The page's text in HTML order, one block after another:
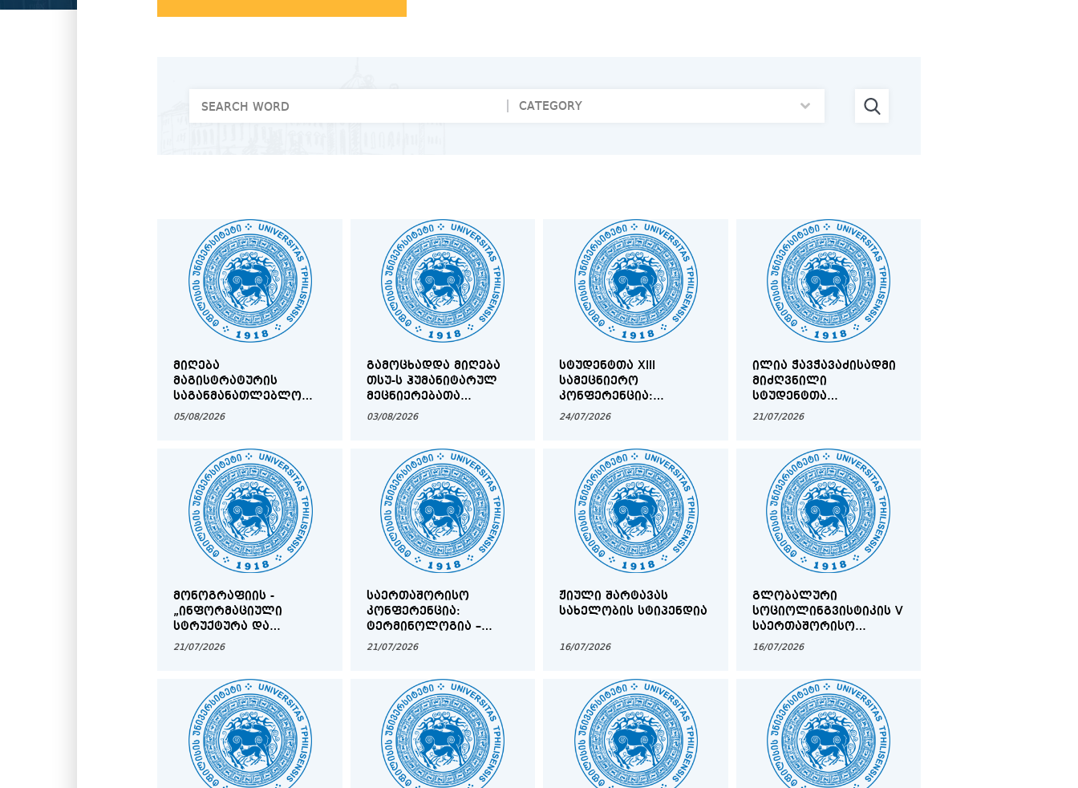
ᲛᲘᲦᲔᲑᲐ
ᲛᲐᲒᲘᲡᲢᲠᲐᲢᲣᲠᲘᲡ
ᲡᲐᲒᲐᲜᲛᲐᲜᲐᲗᲚᲔᲑᲚᲝ
ᲞᲠᲝᲒᲠᲐᲛᲔᲑᲖᲔ 2026-
05/08/2026
ᲒᲐᲛᲝᲪᲮᲐᲓᲓᲐ ᲛᲘᲦᲔᲑᲐ
ᲗᲡᲣ-Ს ᲰᲣᲛᲐᲜᲘᲢᲐᲠᲣᲚ
ᲛᲔᲪᲜᲘᲔᲠᲔᲑᲐᲗᲐ
ᲤᲐᲙᲣᲚᲢᲔᲢᲘᲡ
03/08/2026
ᲡᲢᲣᲓᲔᲜᲢᲗᲐ XIII
ᲡᲐᲛᲔᲪᲜᲘᲔᲠᲝ
ᲙᲝᲜᲤᲔᲠᲔᲜᲪᲘᲐ:
ᲗᲐᲠᲒᲛᲐᲜᲘᲡᲐ ᲓᲐ
ᲐᲥᲢᲣᲐᲚᲣᲠᲘ
ᲞᲠᲝᲑᲚᲔᲛᲔᲑᲘ
24/07/2026
ᲘᲚᲘᲐ ᲭᲐᲕᲭᲐᲕᲐᲫᲘᲡᲐᲓᲛᲘ
ᲛᲘᲫᲦᲕᲜᲘᲚᲘ
ᲡᲢᲣᲓᲔᲜᲢᲗᲐ
ᲡᲐᲛᲔᲪᲜᲘᲔᲠᲝ
21/07/2026
ᲛᲝᲜᲝᲒᲠᲐᲤᲘᲘᲡ -
„ᲘᲜᲤᲝᲠᲛᲐᲪᲘᲣᲚᲘ
ᲡᲢᲠᲣᲥᲢᲣᲠᲐ ᲓᲐ
ᲥᲐᲠᲗᲕᲔᲚᲣᲠ ᲔᲜᲐᲗᲐ
ᲞᲠᲔᲖᲔᲜᲢᲐᲪᲘᲐ
21/07/2026
ᲡᲐᲔᲠᲗᲐᲨᲝᲠᲘᲡᲝ
ᲙᲝᲜᲤᲔᲠᲔᲜᲪᲘᲐ:
ᲢᲔᲠᲛᲘᲜᲝᲚᲝᲒᲘᲐ –
ᲛᲔᲛᲙᲕᲘᲓᲠᲔᲝᲑᲐ ᲓᲐ
21/07/2026
ᲟᲘᲣᲚᲘ ᲨᲐᲠᲢᲐᲕᲐᲡ
ᲡᲐᲮᲔᲚᲝᲑᲘᲡ ᲡᲢᲘᲞᲔᲜᲓᲘᲐ
16/07/2026
ᲒᲚᲝᲑᲐᲚᲣᲠᲘ
ᲡᲝᲪᲘᲝᲚᲘᲜᲒᲕᲘᲡᲢᲘᲙᲘᲡ V
ᲡᲐᲔᲠᲗᲐᲨᲝᲠᲘᲡᲝ
ᲙᲝᲜᲤᲔᲠᲔᲜᲪᲘᲐ
16/07/2026